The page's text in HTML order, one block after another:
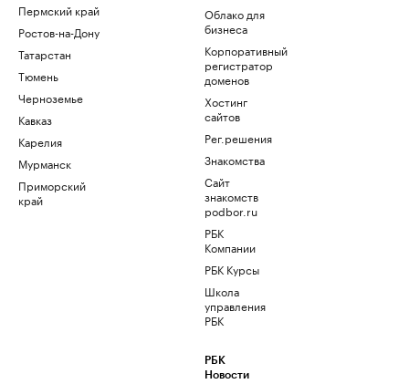
Пермский край
Ростов-на-Дону
Татарстан
Тюмень
Черноземье
Кавказ
Карелия
Мурманск
Приморский
край
Облако для
бизнеса
Корпоративный
регистратор
доменов
Хостинг
сайтов
Рег.решения
Знакомства
Сайт
знакомств
podbor.ru
РБК
Компании
РБК Курсы
Школа
управления
РБК
РБК
Новости